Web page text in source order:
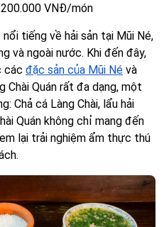
VNĐ/món
tiếng về hải sản tại Mũi Né,
và ngoài nước. Khi đến đây,
các đặc sản của Mũi Né và
Chài Quán rất đa dạng, một
Chả cá Làng Chài, lẩu hải
Quán không chỉ mang đến
lại trải nghiệm ẩm thực thú